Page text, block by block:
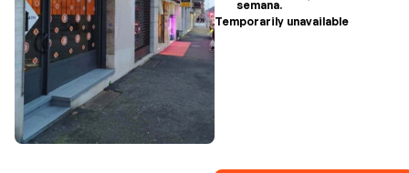
semana.
Temporarily unavailable